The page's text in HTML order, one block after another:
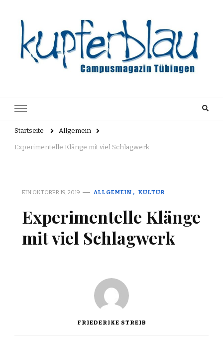
Archiv
Startseite Allgemein
Experimentelle Klänge mit viel Schlagwerk
EIN OKTOBER 19, 2019 ALLGEMEIN KULTUR
Experimentelle Klänge
mit viel Schlagwerk
FRIEDERIKE STREIB